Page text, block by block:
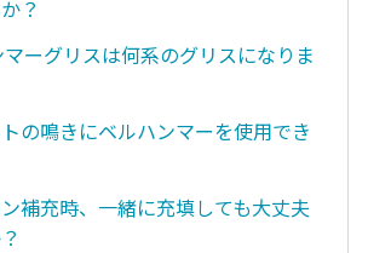
？
ーグリスは何系のグリスになりま
の鳴きにベルハンマーを使用でき
補充時、一緒に充填しても大丈夫